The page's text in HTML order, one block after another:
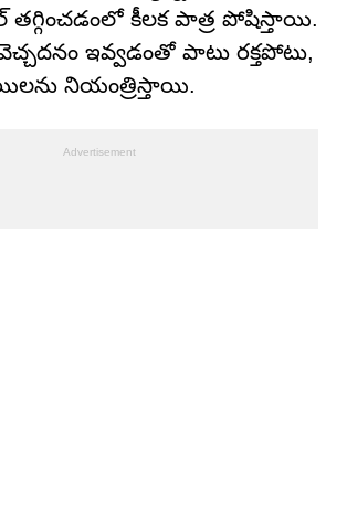
తగ్గించడంలో కీలక పాత్ర పోషిస్తాయి.
ఇవ్వడంతో పాటు రక్తపోటు,
నియంత్రిస్తాయి.